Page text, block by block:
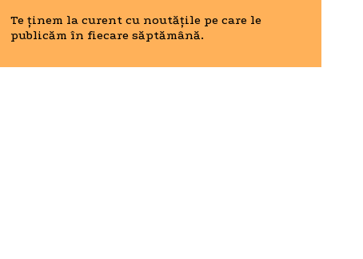
Te ținem la curent cu noutățile pe care le
publicăm în fiecare săptămână.